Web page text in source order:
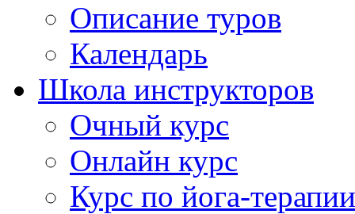
Описание туров
Календарь
Школа инструкторов
Очный курс
Онлайн курс
Курс по йога-терапии